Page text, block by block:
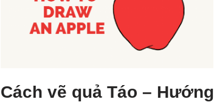
Cách vẽ quả Táo – Hướng